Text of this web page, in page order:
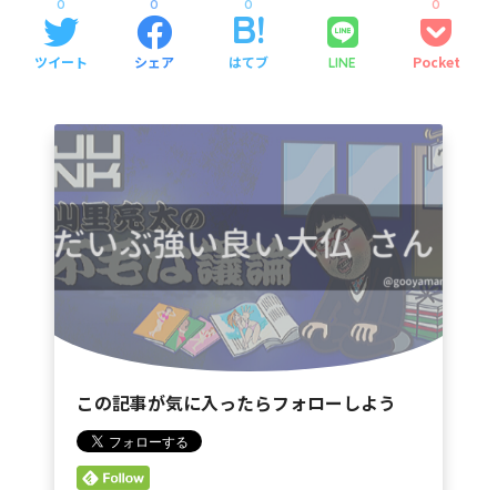
ツイート
0
シェア
0
はてブ
0
LINE Pocket
0
この記事が気に入ったらフォローしよう